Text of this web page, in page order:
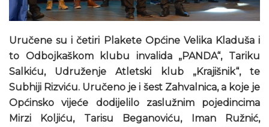
Uručene su i četiri Plakete Općine Velika Kladuša i
to Odbojkaškom klubu invalida „PANDA“, Tariku
Salkiću, Udruženje Atletski klub „Krajišnik“, te
Subhiji Rizviću. Uručeno je i šest Zahvalnica, a koje je
Općinsko vijeće dodijelilo zaslužnim pojedincima
Mirzi Koljiću, Tarisu Beganoviću, Iman Ružnić,